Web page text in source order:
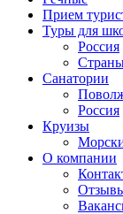
Прием
Туры для
Россия
Санатории
Россия
Круизы
О компании